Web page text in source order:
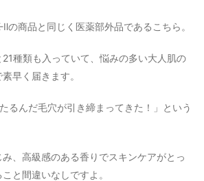
の商品と同じく医薬部外品であるこちら。
種類も入っていて、悩みの多い大人肌の
早く届きます。
るんだ毛穴が引き締まってきた！」という
、高級感のある香りでスキンケアがとっ
と間違いなしですよ。